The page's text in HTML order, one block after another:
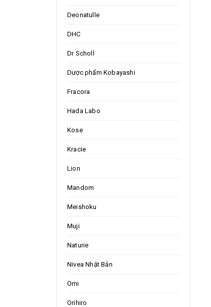
Deonatulle
DHC
Dr Scholl
Dược phẩm Kobayashi
Fracora
Hada Labo
Kose
Kracie
Lion
Mandom
Meishoku
Muji
Naturie
Nivea Nhật Bản
Omi
Orihiro